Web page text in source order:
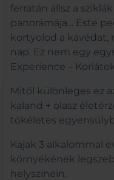
ferratán állsz a
panorámája… Este
kortyolod a kávédat,
nap. Ez nem egy
Experience –
Mitől különleges ez
kaland + olasz
tökéletes
Kajak 3 alkalommal
környékének
helyszínein.